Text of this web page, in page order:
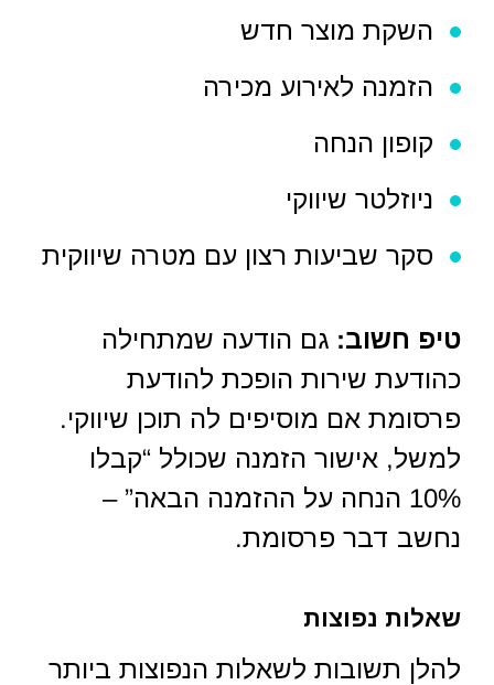
השקת מוצר חדש
הזמנה לאירוע מכירה
קופון הנחה
ניוזלטר שיווקי
סקר שביעות רצון עם מטרה שיווקית
טיפ חשוב: גם הודעה שמתחילה
כהודעת שירות הופכת להודעת
פרסומת אם מוסיפים לה תוכן שיווקי.
למשל, אישור הזמנה שכולל “קבלו
10% הנחה על ההזמנה הבאה” –
נחשב דבר פרסומת.
שאלות נפוצות
להלן תשובות לשאלות הנפוצות ביותר